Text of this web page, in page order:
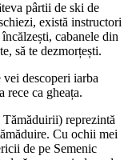
pârtii de ski de
există instructori
cabanele din
să te dezmorțești.
descoperi iarba
rece ca gheața.
reprezintă
Cu ochii mei
de pe Semenic